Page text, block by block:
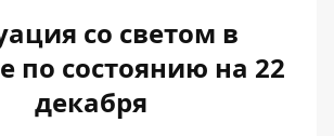
со светом в
по состоянию на 22
декабря